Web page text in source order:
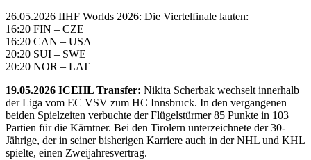
26.05.2026 IIHF Worlds 2026: Die Viertelfinale lauten:
16:20 FIN – CZE
16:20 CAN – USA
20:20 SUI – SWE
20:20 NOR – LAT
19.05.2026 ICEHL Transfer: Nikita Scherbak wechselt innerhalb
der Liga vom EC VSV zum HC Innsbruck. In den vergangenen
beiden Spielzeiten verbuchte der Flügelstürmer 85 Punkte in 103
Partien für die Kärntner. Bei den Tirolern unterzeichnete der 30-
Jährige, der in seiner bisherigen Karriere auch in der NHL und KHL
spielte, einen Zweijahresvertrag.